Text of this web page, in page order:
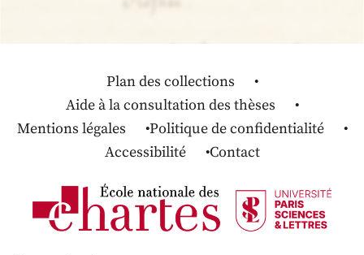
Plan des collections
Aide à la consultation des thèses
Mentions légales
Politique de confidentialité
Accessibilité
Contact